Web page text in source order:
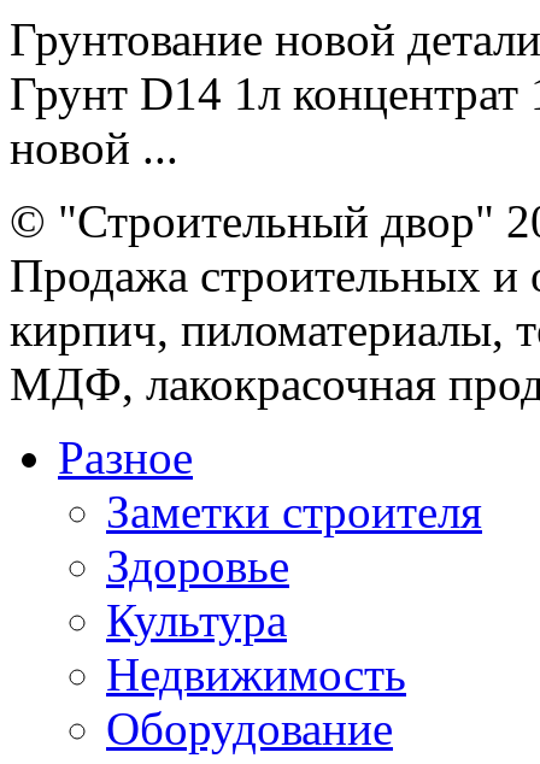
Грунтование новой
Грунт D14 1л
новой ...
© "Строительный двор"
Продажа строительных и
кирпич, пиломатериалы,
МДФ, лакокрасочная
Разное
Заметки строителя
Здоровье
Культура
Недвижимость
Оборудование